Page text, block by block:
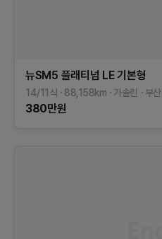
뉴SM5 플래티넘 LE기본형
14/11식 88,158km 가솔린 부산
380만원